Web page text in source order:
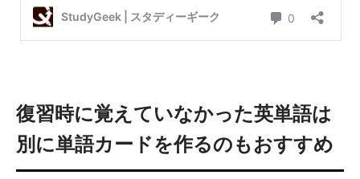
復習時に覚えていなかった英単語は
別に単語カードを作るのもおすすめ